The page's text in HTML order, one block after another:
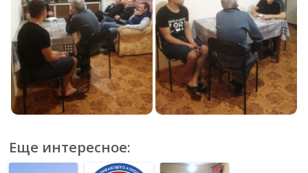
Еще интересное: